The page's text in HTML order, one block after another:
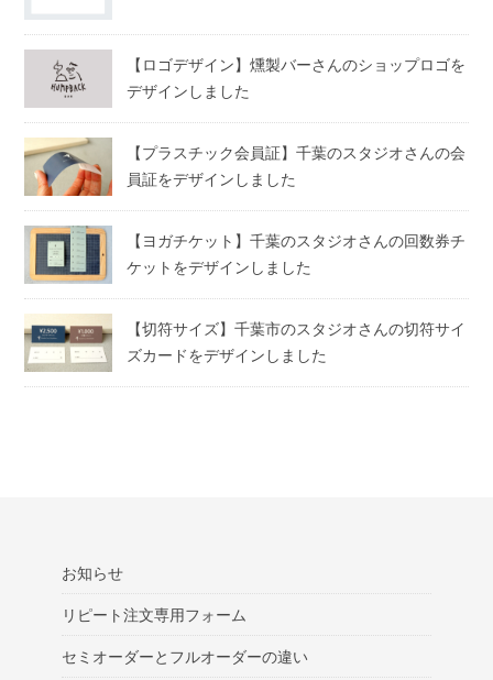
【ロゴデザイン】燻製バーさんのショップロゴを
デザインしました
【プラスチック会員証】千葉のスタジオさんの会
員証をデザインしました
【ヨガチケット】千葉のスタジオさんの回数券チ
ケットをデザインしました
【切符サイズ】千葉市のスタジオさんの切符サイ
ズカードをデザインしました
お知らせ
リピート注文専用フォーム
セミオーダーとフルオーダーの違い